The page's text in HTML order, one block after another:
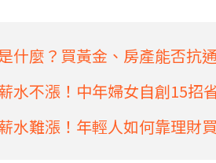
什麼？買黃金、房產能否抗
水不漲！中年婦女自創15招
水難漲！年輕人如何靠理財